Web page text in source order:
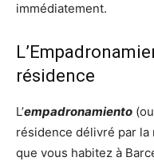
immédiatement.
résidence
L’empadronamiento
résidence délivré par
que vous habitez à